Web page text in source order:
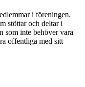
i föreningen.
stöttar och deltar i
som inte behöver vara
offentliga med sitt